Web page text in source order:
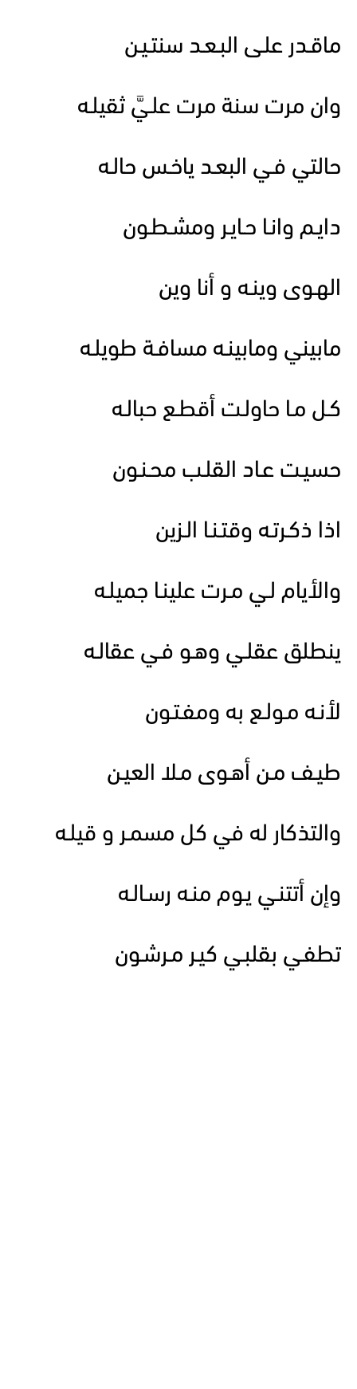
ماقـدر علـى البـعـد سنتـيـن
وان مرت سنة مرت علـيَّ ثقيلـه
حالتي فـي البعـد ياخـس حالـه
دايـم وانـا حـايـر ومشـطـون
الهـوى وينـه و أنا وين
مابيني ومابينـه مسافـة طويلـه
كـل مـا حاولـت أقطـع حبالـه
حسيـت عـاد القلـب محـنـون
اذا ذكـرتـه وقتـنـا الـزين
والأيام لـي مـرت علينـا جميلـه
ينطلق عقلـي وهـو فـي عقالـه
لأنـه مـولـع به ومفـتـون
طيـف مـن أهـوى مـلا العيـن
والتذكار له في كل مسمـر و قيلـه
وإن أتتنـي يـوم منـه رسـالـه
تطفـي بقلبـي كيـر مـرشـون